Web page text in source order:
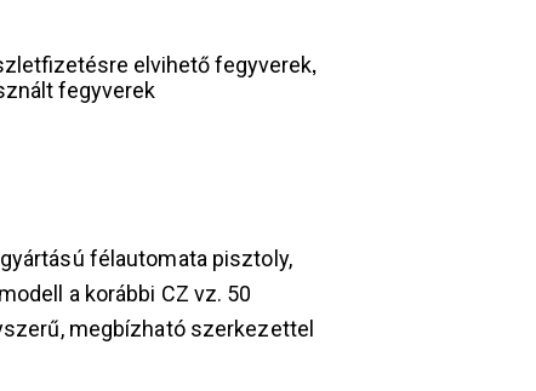
elvihető fegyverek,
fegyverek
félautomata pisztoly,
a korábbi CZ vz. 50
megbízható szerkezettel